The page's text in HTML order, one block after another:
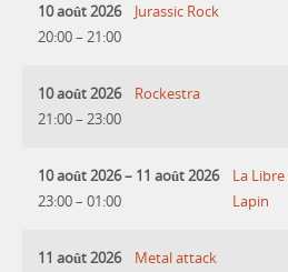
10 août 2026
20:00– 21:00
Jurassic Rock
10 août 2026
21:00– 23:00
Rockestra
10 août 2026– 11 août 2026
23:00– 01:00
La
Lapin
11 août 2026
Metal attack